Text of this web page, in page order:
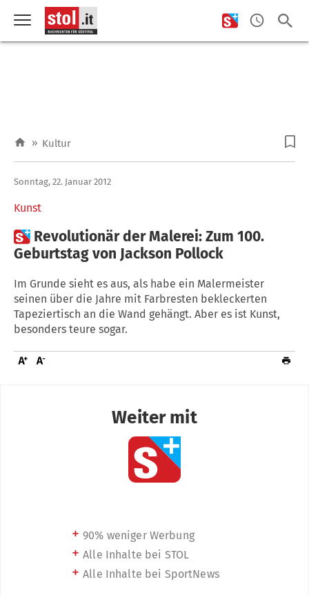
» Kultur
Kunst
Sonntag, 22. Januar 2012
 Revolutionär der Malerei: Zum 100.
Geburtstag von Jackson Pollock
Im Grunde sieht es aus, als habe ein Malermeister
seinen über die Jahre mit Farbresten bekleckerten
Tapeziertisch an die Wand gehängt. Aber es ist Kunst,
besonders teure sogar.